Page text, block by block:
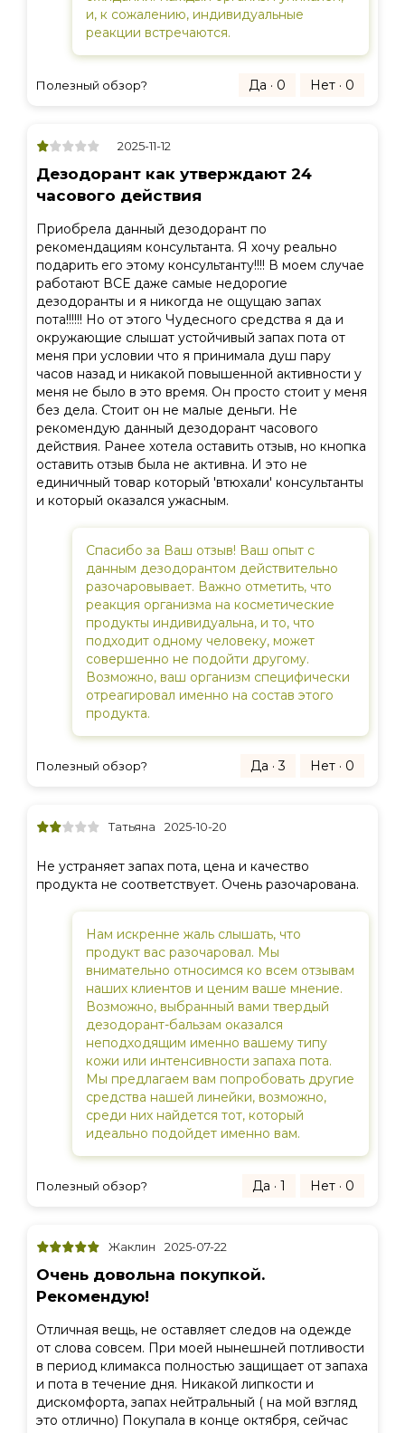
и, к сожалению, индивидуальные
реакции встречаются.
Полезный обзор? Да · 0 Нет · 0
2025-11-12
Дезодорант как утверждают 24
часового действия
Приобрела данный дезодорант по
рекомендациям консультанта. Я хочу реально
подарить его этому консультанту!!!! В моем случае
работают ВСЕ даже самые недорогие
дезодоранты и я никогда не ощущаю запах
пота!!!!!! Но от этого Чудесного средства я да и
окружающие слышат устойчивый запах пота от
меня при условии что я принимала душ пару
часов назад и никакой повышенной активности у
меня не было в это время. Он просто стоит у меня
без дела. Стоит он не малые деньги. Не
рекомендую данный дезодорант часового
действия. Ранее хотела оставить отзыв, но кнопка
оставить отзыв была не активна. И это не
единичный товар который 'втюхали' консультанты
и который оказался ужасным.
Спасибо за Ваш отзыв! Ваш опыт с
данным дезодорантом действительно
разочаровывает. Важно отметить, что
реакция организма на косметические
продукты индивидуальна, и то, что
подходит одному человеку, может
совершенно не подойти другому.
Возможно, ваш организм специфически
отреагировал именно на состав этого
продукта.
Полезный обзор? Да · 3 Нет · 0
Татьяна 2025-10-20
Не устраняет запах пота, цена и качество
продукта не соответствует. Очень разочарована.
Нам искренне жаль слышать, что
продукт вас разочаровал. Мы
внимательно относимся ко всем отзывам
наших клиентов и ценим ваше мнение.
Возможно, выбранный вами твердый
дезодорант-бальзам оказался
неподходящим именно вашему типу
кожи или интенсивности запаха пота.
Мы предлагаем вам попробовать другие
средства нашей линейки, возможно,
среди них найдется тот, который
идеально подойдет именно вам.
Полезный обзор? Да · 1 Нет · 0
Жаклин 2025-07-22
Очень довольна покупкой.
Рекомендую!
Отличная вещь, не оставляет следов на одежде
от слова совсем. При моей нынешней потливости
в период климакса полностью защищает от запаха
и пота в течение дня. Никакой липкости и
дискомфорта, запах нейтральный ( на мой взгляд
это отлично) Покупала в конце октября, сейчас